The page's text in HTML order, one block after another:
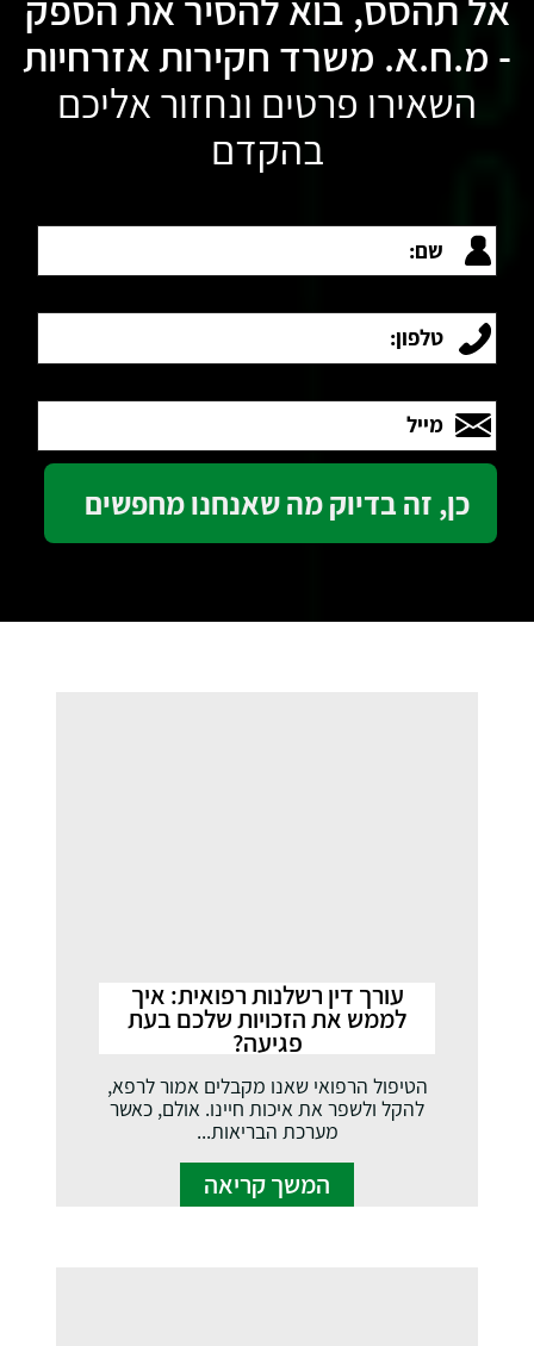
- מ.ח.א. משרד חקירות אזרחיות
השאירו פרטים ונחזור אליכם
בהקדם
שם:
טלפון:
מייל
עורך דין רשלנות רפואית: איך
לממש את הזכויות שלכם בעת
פגיעה?
הטיפול הרפואי שאנו מקבלים אמור לרפא,
להקל ולשפר את איכות חיינו. אולם, כאשר
מערכת הבריאות...
המשך קריאה